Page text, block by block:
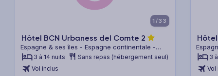
1/33
Hôtel BCN Urbaness del Comte 2
Espagne & ses îles - Espagne continentale -
Barcelone & sa région
3 à 14 nuits
Sans repas (hébergement seul)
Vol inclus
3
Vol